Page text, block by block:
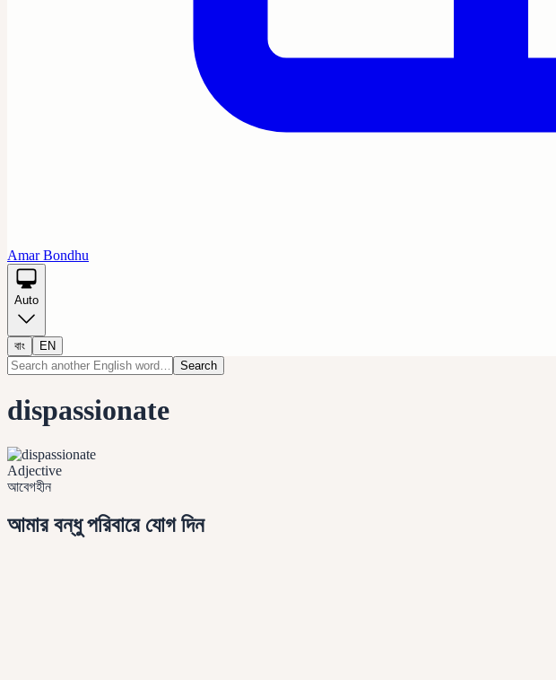
Amar Bondhu
Auto
বাং
EN
Search
dispassionate
Adjective
আবেগহীন
আমার বন্ধু পরিবারে যোগ দিন